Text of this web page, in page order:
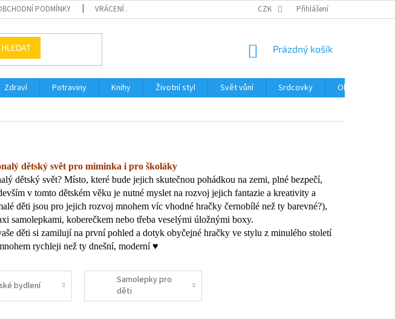
PODMÍNKY VRÁCENÍ A REKLAMACE ZBOŽÍ ZPRACOVÁNÍ OSOBNÍCH ÚDAJŮ
CZK Přihlášení
HLEDAT
NÁKUPNÍ
Prázdný košík
Zdraví Potraviny Knihy Životní styl Svět vůní Srdcovky
Obchodní
dětský svět pro miminka i pro školáky
dětský svět? Místo, které bude jejich skutečnou pohádkou na zemi, plné bezpečí,
v tomto dětském věku je nutné myslet na rozvoj jejich fantazie a kreativity a
děti jsou pro jejich rozvoj mnohem víc vhodné hračky černobílé než ty barevné?),
samolepkami, koberečkem nebo třeba veselými úložnými boxy.
děti si zamilují na první pohled a dotyk obyčejné hračky ve stylu z minulého století
rychleji než ty dnešní, moderní ♥
bydlení
Samolepky pro
děti